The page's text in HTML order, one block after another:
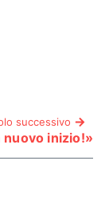
successivo
nuovo inizio!»